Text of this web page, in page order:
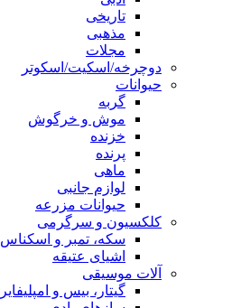
تاریخی
مذهبی
مجلات
دوچرخه/اسکیت/اسکوتر
حیوانات
گربه
موش و خرگوش
خزنده
پرنده
ماهی
لوازم جانبی
حیوانات مزرعه
کلکسیون و سرگرمی
سکه، تمبر و اسکناس
اشیای عتیقه
آلات موسیقی
گیتار، بیس و امپلیفایر